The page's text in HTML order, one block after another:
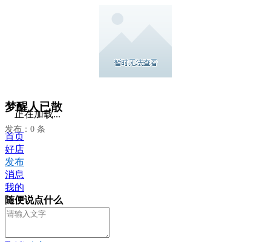
梦醒人已散
发布：0 条
正在加载...
首页
好店
发布
消息
我的
随便说点什么